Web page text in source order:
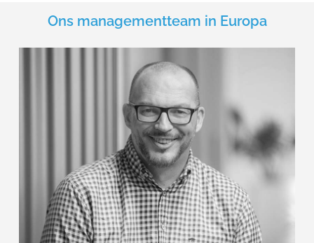
Ons managementteam in Europa